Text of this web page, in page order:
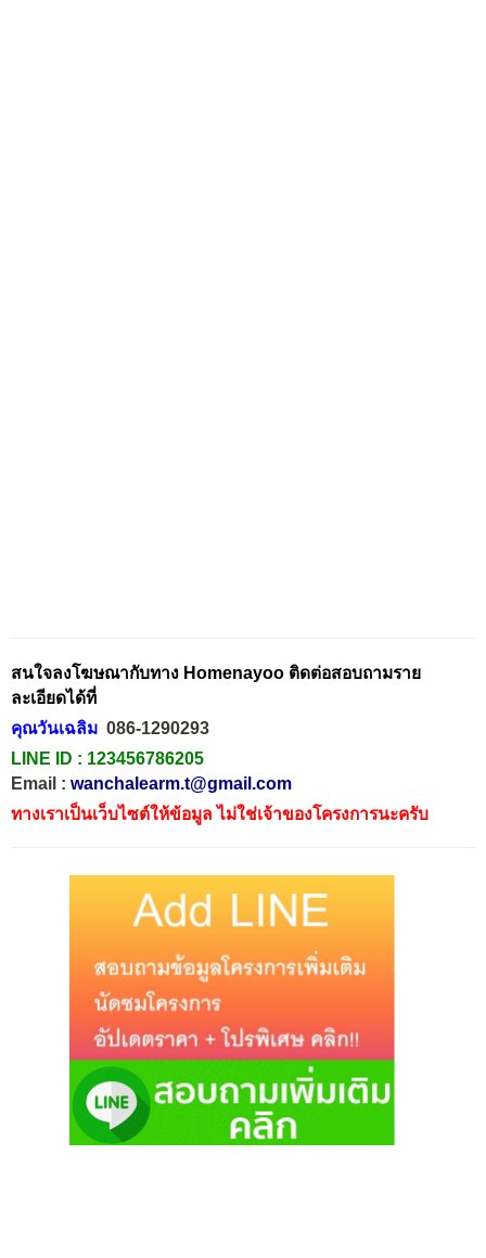
สนใจลงโฆษณากับทาง Homenayoo ติดต่อสอบถามราย
ละเอียดได้ที่
คุณวันเฉลิม 086-1290293
LINE ID : 123456786205
Email : wanchalearm.t@gmail.com
ทางเราเป็นเว็บไซต์ให้ข้อมูล ไม่ใช่เจ้าของโครงการนะครับ